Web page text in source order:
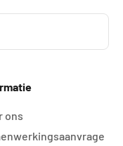
ons